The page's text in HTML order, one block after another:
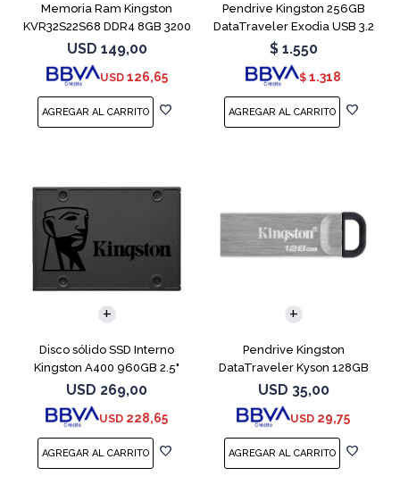
Memoria Ram Kingston
KVR32S22S68 DDR4 8GB 3200
MHz Sodimm
USD 149,00
USD 126,65
Pendrive Kingston 256GB
DataTraveler Exodia USB 3.2
$ 1.550
$ 1.318
Disco sólido SSD Interno
Kingston A400 960GB 2.5"
SATA 3
USD 269,00
USD 228,65
Pendrive Kingston
DataTraveler Kyson 128GB
USB 3.2
USD 35,00
USD 29,75